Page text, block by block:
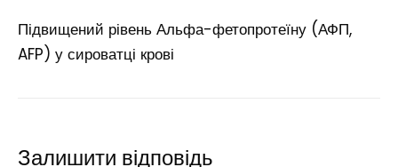
Підвищений рівень Альфа-фетопротеїну (АФП,
AFP) у сироватці крові
Залишити відповідь